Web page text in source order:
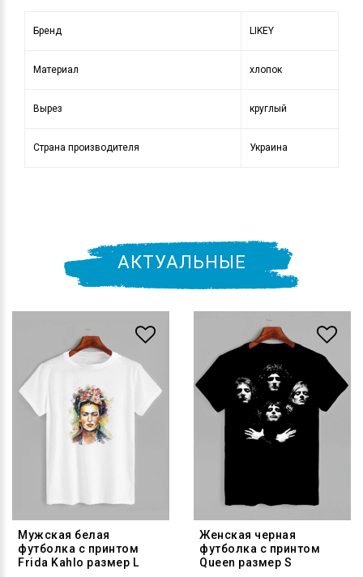
Бренд LIKEY
Материал хлопок
Вырез круглый
Страна производителя Украина
АКТУАЛЬНЫЕ
Мужская белая
футболка с принтом
Frida Kahlo размер L
Женская черная
футболка с принтом
Queen размер S